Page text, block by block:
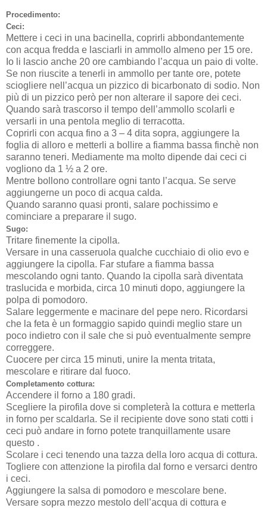
Procedimento:
Ceci:
Mettere i ceci in una bacinella, coprirli abbondantemente
con acqua fredda e lasciarli in ammollo almeno per 15 ore.
Io li lascio anche 20 ore cambiando l’acqua un paio di volte.
Se non riuscite a tenerli in ammollo per tante ore, potete
sciogliere nell’acqua un pizzico di bicarbonato di sodio. Non
più di un pizzico però per non alterare il sapore dei ceci.
Quando sarà trascorso il tempo dell’ammollo scolarli e
versarli in una pentola meglio di terracotta.
Coprirli con acqua fino a 3 – 4 dita sopra, aggiungere la
foglia di alloro e metterli a bollire a fiamma bassa finchè non
saranno teneri. Mediamente ma molto dipende dai ceci ci
vogliono da 1 ½ a 2 ore.
Mentre bollono controllare ogni tanto l’acqua. Se serve
aggiungerne un poco di acqua calda.
Quando saranno quasi pronti, salare pochissimo e
cominciare a preparare il sugo.
Sugo:
Tritare finemente la cipolla.
Versare in una casseruola qualche cucchiaio di olio evo e
aggiungere la cipolla. Far stufare a fiamma bassa
mescolando ogni tanto. Quando la cipolla sarà diventata
traslucida e morbida, circa 10 minuti dopo, aggiungere la
polpa di pomodoro.
Salare leggermente e macinare del pepe nero. Ricordarsi
che la feta è un formaggio sapido quindi meglio stare un
poco indietro con il sale che si può eventualmente sempre
correggere.
Cuocere per circa 15 minuti, unire la menta tritata,
mescolare e ritirare dal fuoco.
Completamento cottura:
Accendere il forno a 180 gradi.
Scegliere la pirofila dove si completerà la cottura e metterla
in forno per scaldarla. Se il recipiente dove sono stati cotti i
ceci può andare in forno potete tranquillamente usare
questo .
Scolare i ceci tenendo una tazza della loro acqua di cottura.
Togliere con attenzione la pirofila dal forno e versarci dentro
i ceci.
Aggiungere la salsa di pomodoro e mescolare bene.
Versare sopra mezzo mestolo dell’acqua di cottura e